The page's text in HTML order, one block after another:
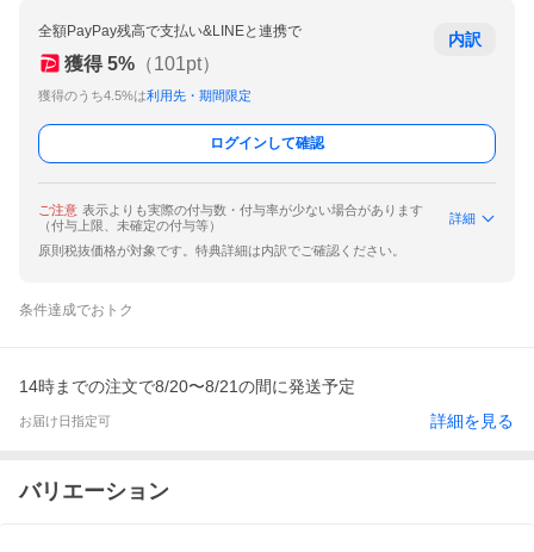
全額PayPay残高で支払い&LINEと連携で
獲得 5% （101pt）
獲得のうち4.5%は利用先・期間限定
内訳
ログインして確認
ご注意 表示よりも実際の付与数・付与率が少ない場合があります
（付与上限、未確定の付与等）
詳細
原則税抜価格が対象です。特典詳細は内訳でご確認ください。
条件達成でおトク
14時までの注文で8/20〜8/21の間に発送予定
お届け日指定可 詳細を見る
バリエーション